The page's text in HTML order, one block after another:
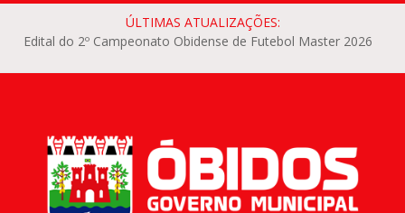
ÚLTIMAS ATUALIZAÇÕES:
Edital do 2º Campeonato Obidense de Futebol Master 2026